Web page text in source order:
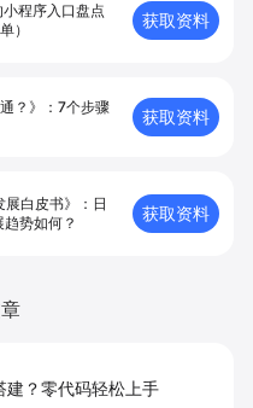
程序入口盘点
）
获取资料
？》：7个步骤
获取资料
展白皮书》：日
势如何？
获取资料
建？零代码轻松上手